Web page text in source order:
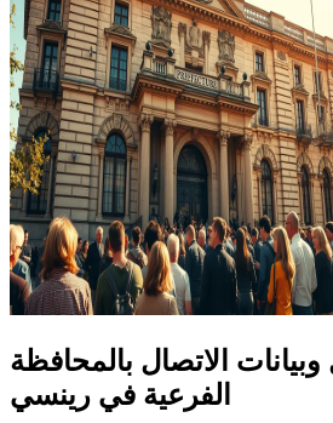
الاتصال بالمحافظة
الفرعية في رينسي